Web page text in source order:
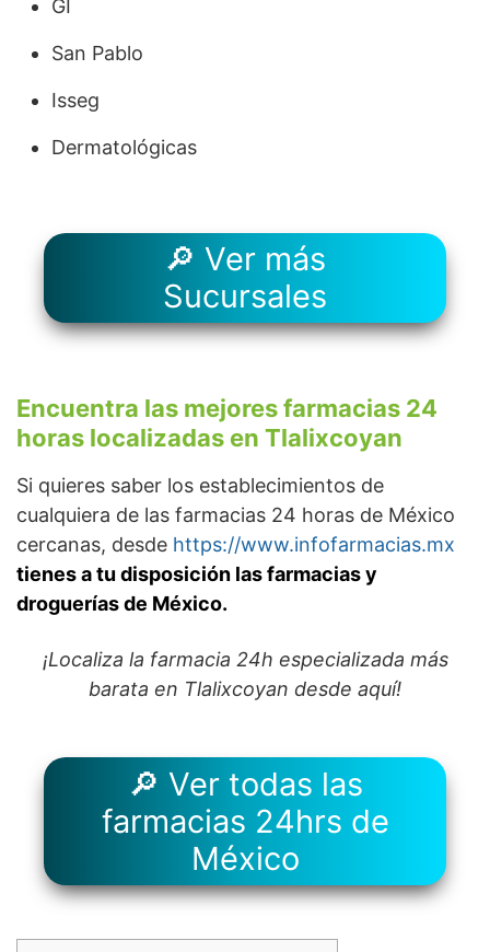
GI
San Pablo
Isseg
Dermatológicas
🔎 Ver más
Sucursales
Encuentra las mejores farmacias 24
horas localizadas en Tlalixcoyan
Si quieres saber los establecimientos de
cualquiera de las farmacias 24 horas de México
cercanas, desde https://www.infofarmacias.mx
tienes a tu disposición las farmacias y
droguerías de México.
¡Localiza la farmacia 24h especializada más
barata en Tlalixcoyan desde aquí!
🔎 Ver todas las
farmacias 24hrs de
México